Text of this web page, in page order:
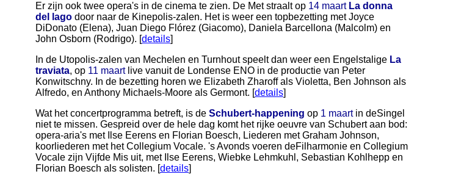
Er zijn ook twee opera's in de cinema te zien. De Met straalt op 14 maart La donna
del lago door naar de Kinepolis-zalen. Het is weer een topbezetting met Joyce
DiDonato (Elena), Juan Diego Flórez (Giacomo), Daniela Barcellona (Malcolm) en
John Osborn (Rodrigo). [details]
In de Utopolis-zalen van Mechelen en Turnhout speelt dan weer een Engelstalige La
traviata, op 11 maartlive vanuit de Londense ENO in de productie van Peter
Konwitschny. In de bezetting horen we Elizabeth Zharoff als Violetta, Ben Johnson als
Alfredo, en Anthony Michaels-Moore als Germont. [details]
Wat het concertprogramma betreft, is de Schubert-happening op 1 maartin deSingel
niet te missen. Gespreid over de hele dag komt het rijke oeuvre van Schubert aan bod:
opera-aria's met Ilse Eerens en Florian Boesch, Liederen met Graham Johnson,
koorliederen met het Collegium Vocale. 's Avonds voeren deFilharmonie en Collegium
Vocale zijn Vijfde Mis uit, met Ilse Eerens, Wiebke Lehmkuhl, Sebastian Kohlhepp en
Florian Boesch als solisten. [details]